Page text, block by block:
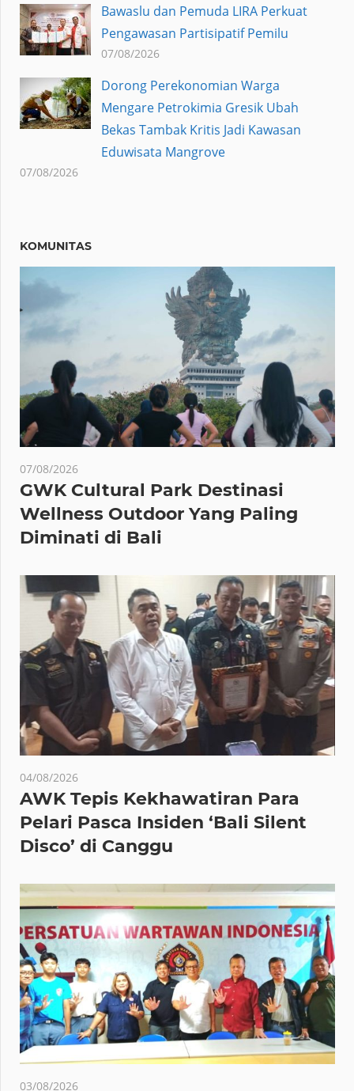
Bawaslu dan Pemuda LIRA Perkuat
Pengawasan Partisipatif Pemilu
07/08/2026
Dorong Perekonomian Warga
Mengare Petrokimia Gresik Ubah
Bekas Tambak Kritis Jadi Kawasan
Eduwisata Mangrove
07/08/2026
KOMUNITAS
07/08/2026
GWK Cultural Park Destinasi
Wellness Outdoor Yang Paling
Diminati di Bali
04/08/2026
AWK Tepis Kekhawatiran Para
Pelari Pasca Insiden ‘Bali Silent
Disco’ di Canggu
03/08/2026